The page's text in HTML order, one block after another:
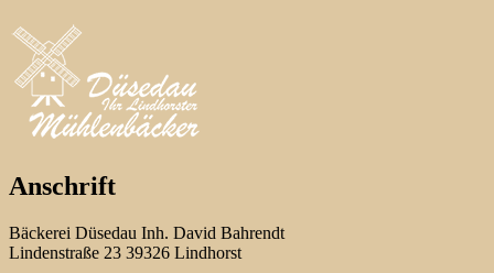
Anschrift
Bäckerei Düsedau Inh. David Bahrendt
Lindenstraße 23 39326 Lindhorst